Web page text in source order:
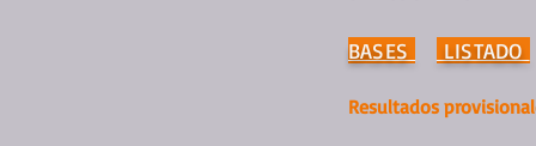
BASES LISTADO
Resultados